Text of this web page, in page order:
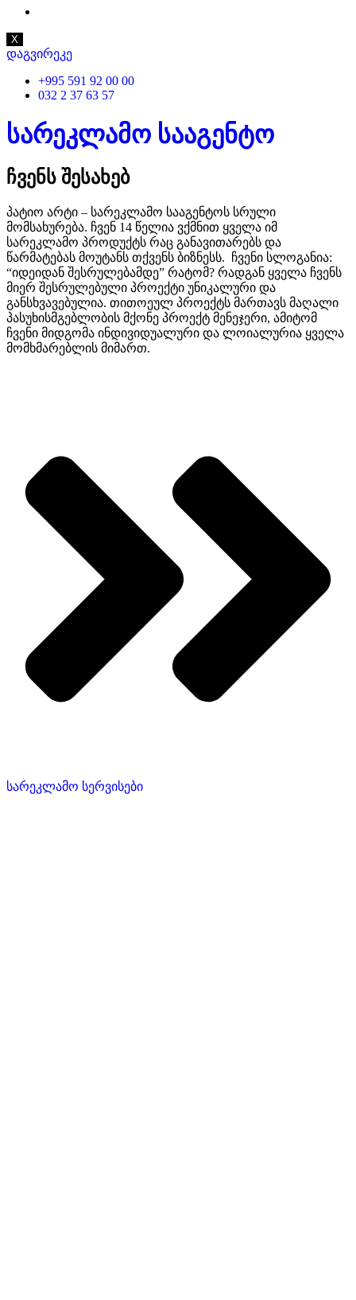
X
დაგვირეკე
+995 591 92 00 00
032 2 37 63 57
სარეკლამო სააგენტო
ჩვენს შესახებ
პატიო არტი – სარეკლამო სააგენტოს სრული
მომსახურება. ჩვენ 14 წელია ვქმნით ყველა იმ
სარეკლამო პროდუქტს რაც განავითარებს და
წარმატებას მოუტანს თქვენს ბიზნესს. ჩვენი სლოგანია:
“იდეიდან შესრულებამდე” რატომ? რადგან ყველა ჩვენს
მიერ შესრულებული პროექტი უნიკალური და
განსხვავებულია. თითოეულ პროექტს მართავს მაღალი
პასუხისმგებლობის მქონე პროექტ მენეჯერი, ამიტომ
ჩვენი მიდგომა ინდივიდუალური და ლოიალურია ყველა
მომხმარებლის მიმართ.
სარეკლამო სერვისები